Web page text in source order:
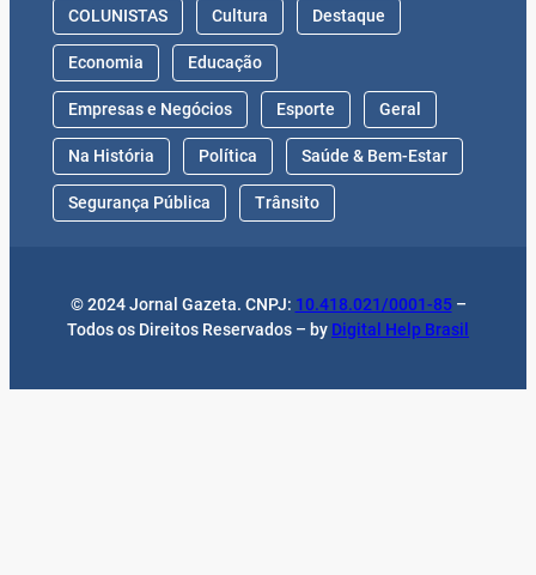
COLUNISTAS Cultura Destaque
Economia Educação
Empresas e Negócios Esporte Geral
Na História Política Saúde & Bem-Estar
Segurança Pública Trânsito
© 2024 Jornal Gazeta. CNPJ: 10.418.021/0001-85–
Todos os Direitos Reservados – by Digital Help Brasil